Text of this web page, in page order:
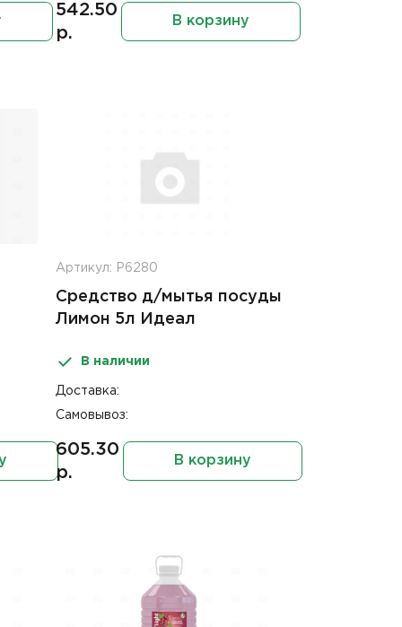
542.50
р.
В корзину
Артикул: Р6280
Средство д/мытья посуды
Лимон 5л Идеал
В наличии
Доставка:
Самовывоз:
605.30
р.
В корзину